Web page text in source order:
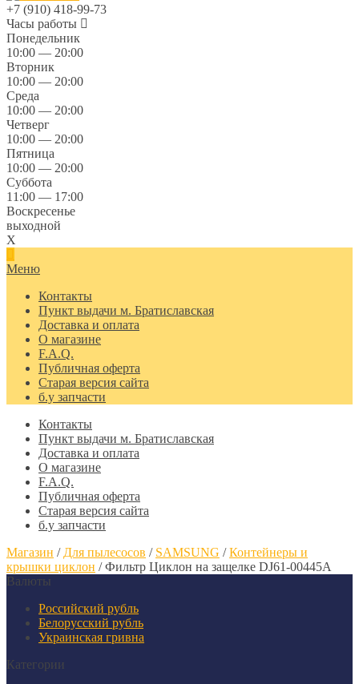
+7 (910) 418-99-73
Часы работы
Понедельник
10:00 — 20:00
Вторник
10:00 — 20:00
Среда
10:00 — 20:00
Четверг
10:00 — 20:00
Пятница
10:00 — 20:00
Суббота
11:00 — 17:00
Воскресенье
выходной
X
Меню
Контакты
Пункт выдачи м. Братиславская
Доставка и оплата
О магазине
F.A.Q.
Публичная оферта
Старая версия сайта
б.у запчасти
Контакты
Пункт выдачи м. Братиславская
Доставка и оплата
О магазине
F.A.Q.
Публичная оферта
Старая версия сайта
б.у запчасти
Магазин / Для пылесосов / SAMSUNG /Контейнеры и
крышки циклон /Фильтр Циклон на защелке DJ61-00445A
Валюты
Российский рубль
Белорусский рубль
Украинская гривна
Категории